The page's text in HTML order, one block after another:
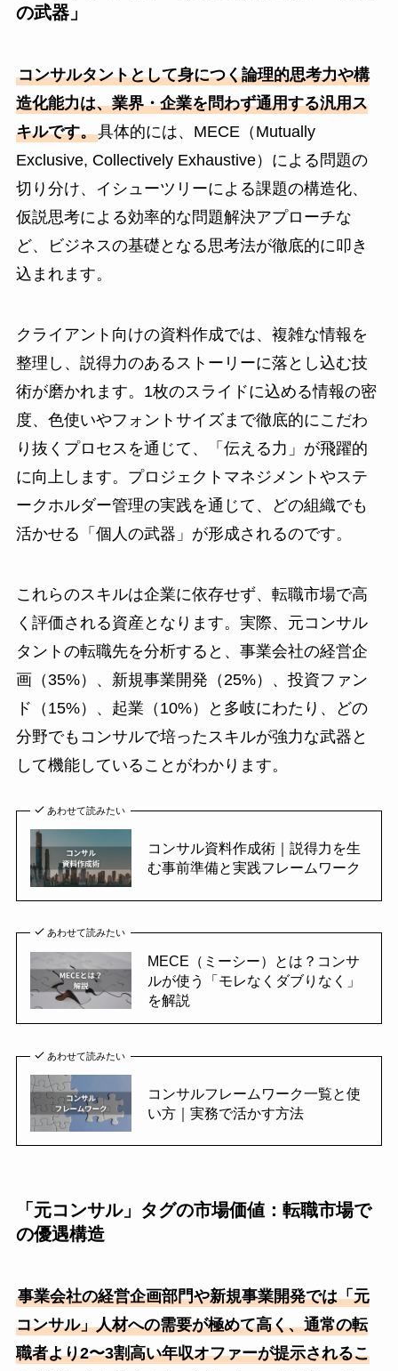
の武器」
コンサルタントとして身につく論理的思考力や構
造化能力は、業界・企業を問わず通用する汎用ス
キルです。具体的には、MECE（Mutually
Exclusive, Collectively Exhaustive）による問題の
切り分け、イシューツリーによる課題の構造化、
仮説思考による効率的な問題解決アプローチな
ど、ビジネスの基礎となる思考法が徹底的に叩き
込まれます。
クライアント向けの資料作成では、複雑な情報を
整理し、説得力のあるストーリーに落とし込む技
術が磨かれます。1枚のスライドに込める情報の密
度、色使いやフォントサイズまで徹底的にこだわ
り抜くプロセスを通じて、「伝える力」が飛躍的
に向上します。プロジェクトマネジメントやステ
ークホルダー管理の実践を通じて、どの組織でも
活かせる「個人の武器」が形成されるのです。
これらのスキルは企業に依存せず、転職市場で高
く評価される資産となります。実際、元コンサル
タントの転職先を分析すると、事業会社の経営企
画（35%）、新規事業開発（25%）、投資ファン
ド（15%）、起業（10%）と多岐にわたり、どの
分野でもコンサルで培ったスキルが強力な武器と
して機能していることがわかります。
あわせて読みたい
コンサル資料作成術｜説得力を生
む事前準備と実践フレームワーク
あわせて読みたい
MECE（ミーシー）とは？コンサ
ルが使う「モレなくダブりなく」
を解説
あわせて読みたい
コンサルフレームワーク一覧と使
い方｜実務で活かす方法
「元コンサル」タグの市場価値：転職市場で
の優遇構造
事業会社の経営企画部門や新規事業開発では「元
コンサル」人材への需要が極めて高く、通常の転
職者より2〜3割高い年収オファーが提示されるこ